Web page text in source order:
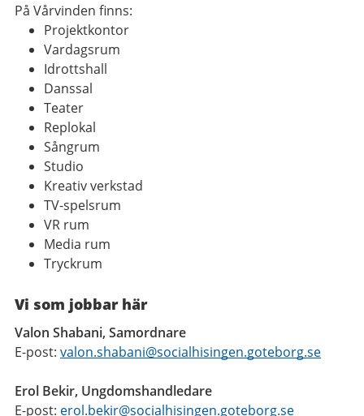
På Vårvinden finns:
Projektkontor
Vardagsrum
Idrottshall
Danssal
Teater
Replokal
Sångrum
Studio
Kreativ verkstad
TV-spelsrum
VR rum
Media rum
Tryckrum
Vi som jobbar här
Valon Shabani, Samordnare
E-post: valon.shabani@socialhisingen.goteborg.se
Erol Bekir, Ungdomshandledare
E-post: erol.bekir@socialhisingen.goteborg.se